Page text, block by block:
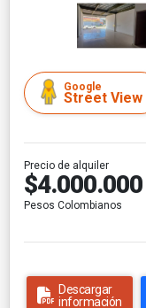
Google
Street View
Precio de alquiler
$4.000.000
Pesos Colombianos
Descargar
información